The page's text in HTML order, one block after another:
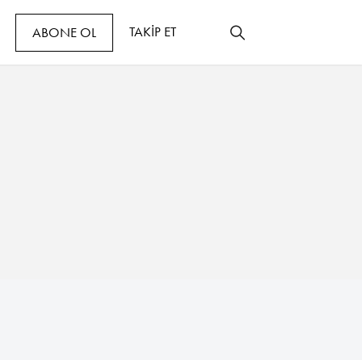
ABONE OL TAKİP ET